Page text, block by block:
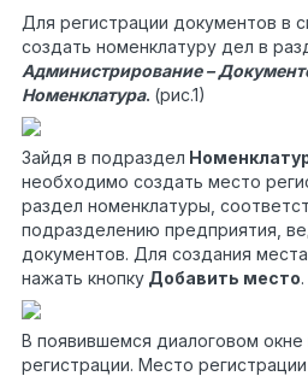
Для регистрации документов в
создать номенклатуру дел в
Администрирование –
Номенклатура. (рис.1)
Зайдя в подраздел
необходимо создать место
раздел номенклатуры,
подразделению предприятия,
документов. Для создания
нажать кнопку Добавить место
В появившемся диалоговом
регистрации. Место